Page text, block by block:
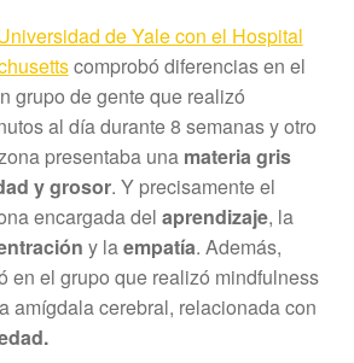
de Yale con el Hospital
comprobó diferencias en el
grupo de gente que realizó
al día durante 8 semanas y otro
presentaba una materia gris
y grosor. Y precisamente el
encargada del aprendizaje, la
y laempatía. Además,
en el grupo que realizó mindfulness
amígdala cerebral, relacionada con